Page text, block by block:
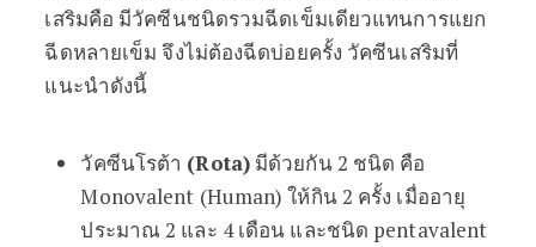
เสริมคือ มีวัคซีนชนิดรวมฉีดเข็มเดียวแทนการแยก
ฉีดหลายเข็ม จึงไม่ต้องฉีดบ่อยครั้ง วัคซีนเสริมที่
แนะนำดังนี้
วัคซีนโรต้า (Rota)มีด้วยกัน 2 ชนิด คือ
Monovalent (Human) ให้กิน 2 ครั้ง เมื่ออายุ
ประมาณ 2 และ 4 เดือน และชนิด pentavalent